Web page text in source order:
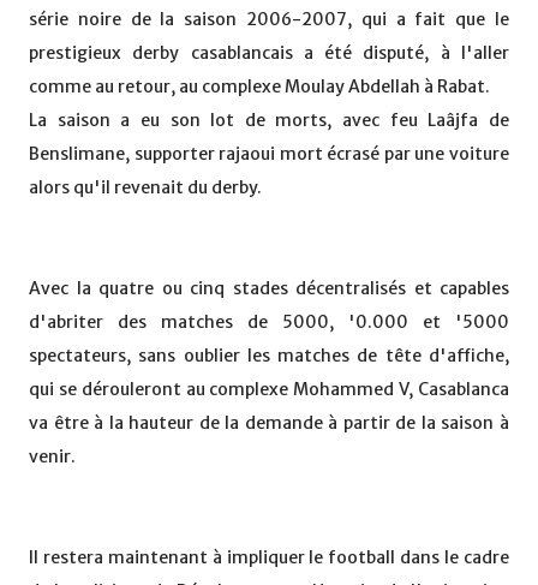
série noire de la saison 2006-2007, qui a fait que le
prestigieux derby casablancais a été disputé, à l'aller
comme au retour, au complexe Moulay Abdellah à Rabat.
La saison a eu son lot de morts, avec feu Laâjfa de
Benslimane, supporter rajaoui mort écrasé par une voiture
alors qu'il revenait du derby.
Avec la quatre ou cinq stades décentralisés et capables
d'abriter des matches de 5000, '0.000 et '5000
spectateurs, sans oublier les matches de tête d'affiche,
qui se dérouleront au complexe Mohammed V, Casablanca
va être à la hauteur de la demande à partir de la saison à
venir.
Il restera maintenant à impliquer le football dans le cadre